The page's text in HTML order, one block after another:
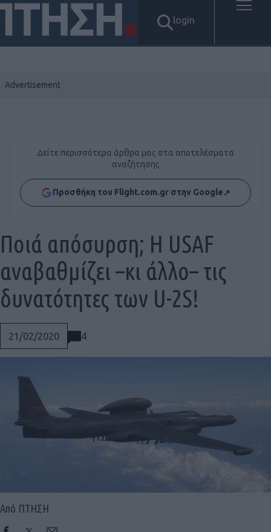
login
Δείτε περισσότερα άρθρα μας στα αποτελέσματα
αναζήτησης
Προσθήκη του Flight.com.gr στην Google↗
21/02/2020 4
Ποιά απόσυρση; H USAF
αναβαθμίζει –κι άλλο– τις
δυνατότητες των U-2S!
Από ΠΤΗΣΗ